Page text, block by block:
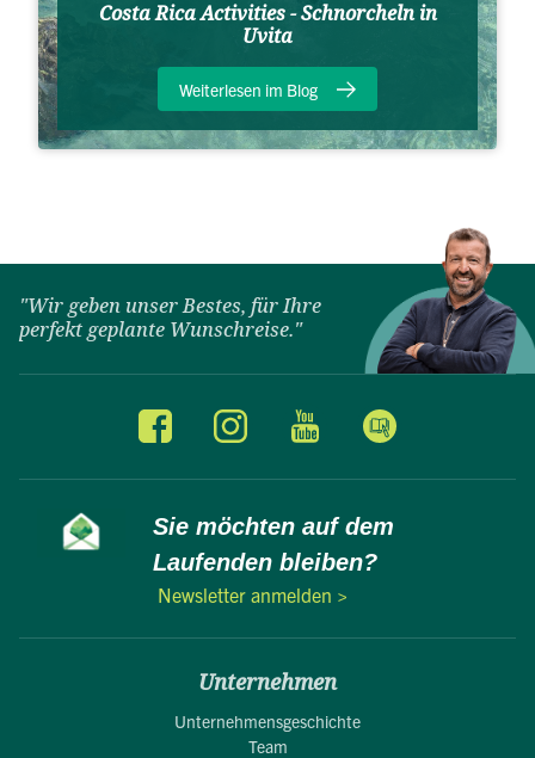
Costa Rica Activities - Schnorcheln in
Uvita
Weiterlesen im Blog
"Wir geben unser Bestes, für Ihre
perfekt geplante Wunschreise."
Sie möchten auf dem
Laufenden bleiben?
Newsletter anmelden >
Unternehmen
Unternehmensgeschichte
Team